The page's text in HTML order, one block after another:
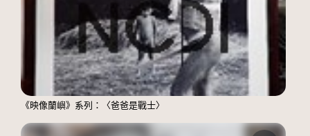
《映像蘭嶼》系列：〈爸爸是戰士〉